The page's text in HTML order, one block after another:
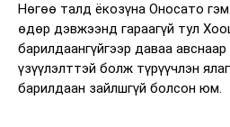
Нөгөө талд ёкозүна Оносато
өдөр дэвжээнд гараагүй тул
барилдаангүйгээр даваа
үзүүлэлттэй болж түрүүчлэн
барилдаан зайлшгүй болсон юм.